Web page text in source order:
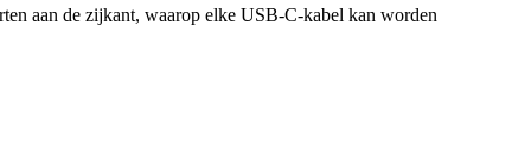
aan de zijkant, waarop elke USB-C-kabel kan worden